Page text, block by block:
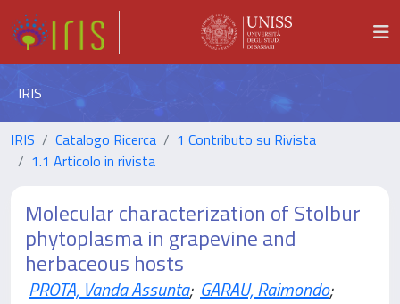
IRIS
IRIS Catalogo Ricerca
1 Contributo su Rivista
1.1 Articolo in rivista
Molecular characterization of Stolbur
phytoplasma in grapevine and
herbaceous hosts
PROTA, Vanda Assunta; GARAU, Raimondo;